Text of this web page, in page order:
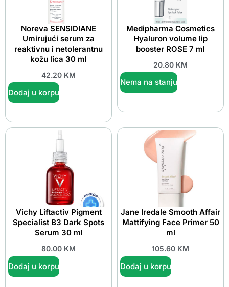
Noreva SENSIDIANE
Umirujući serum za
reaktivnu i netolerantnu
kožu lica 30 ml
42.20 KM
Dodaj u korpu
Medipharma Cosmetics
Hyaluron volume lip
booster ROSE 7 ml
20.80 KM
Nema na stanju
Vichy Liftactiv Pigment
Specialist B3 Dark Spots
Serum 30 ml
80.00 KM
Dodaj u korpu
Jane Iredale Smooth Affair
Mattifying Face Primer 50
ml
105.60 KM
Dodaj u korpu